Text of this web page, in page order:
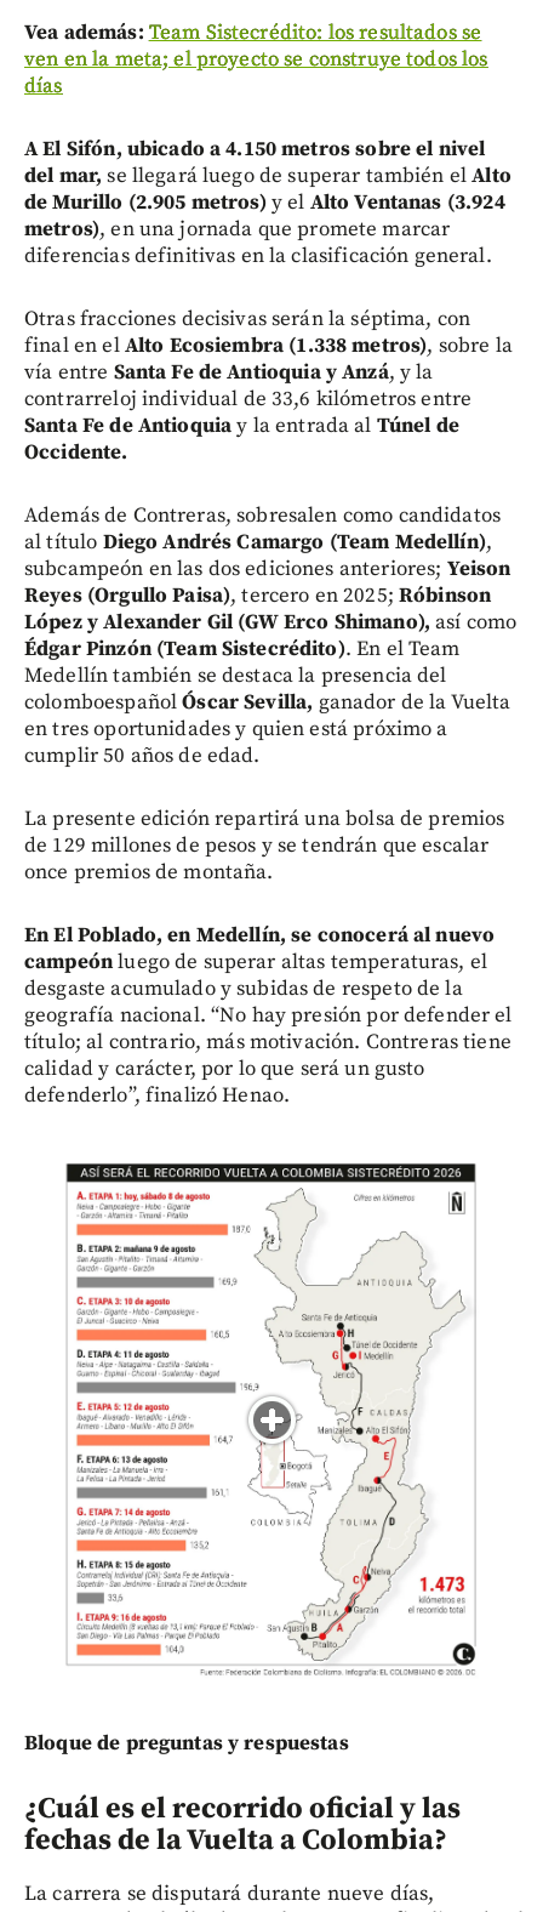
Vea además: Team Sistecrédito: los resultados se
ven en la meta; el proyecto se construye todos los
días
A El Sifón, ubicado a 4.150 metros sobre el nivel
del mar, se llegará luego de superar también elAlto
de Murillo (2.905 metros)y el Alto Ventanas (3.924
metros), en una jornada que promete marcar
diferencias definitivas en la clasificación general.
Otras fracciones decisivas serán la séptima, con
final en elAlto Ecosiembra (1.338 metros), sobre la
vía entre Santa Fe de Antioquia y Anzá, y la
contrarreloj individual de 33,6 kilómetros entre
Santa Fe de Antioquiay la entrada al Túnel de
Occidente.
Además de Contreras, sobresalen como candidatos
al título Diego Andrés Camargo (Team Medellín),
subcampeón en las dos ediciones anteriores; Yeison
Reyes (Orgullo Paisa), tercero en 2025; Róbinson
López y Alexander Gil (GW Erco Shimano), así como
Édgar Pinzón (Team Sistecrédito). En el Team
Medellín también se destaca la presencia del
colomboespañolÓscar Sevilla, ganador de la Vuelta
en tres oportunidades y quien está próximo a
cumplir 50 años de edad.
La presente edición repartirá una bolsa de premios
de 129 millones de pesos y se tendrán que escalar
once premios de montaña.
En El Poblado, en Medellín, se conocerá al nuevo
campeónluego de superar altas temperaturas, el
desgaste acumulado y subidas de respeto de la
geografía nacional. “No hay presión por defender el
título; al contrario, más motivación. Contreras tiene
calidad y carácter, por lo que será un gusto
defenderlo”, finalizó Henao.
Bloque de preguntas y respuestas
¿Cuál es el recorrido oficial y las
fechas de la Vuelta a Colombia?
La carrera se disputará durante nueve días,